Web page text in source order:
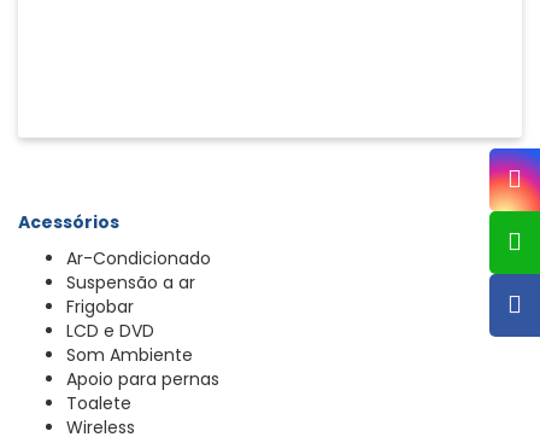
Acessórios
Ar-Condicionado
Suspensão a ar
Frigobar
LCD e DVD
Som Ambiente
Apoio para pernas
Toalete
Wireless